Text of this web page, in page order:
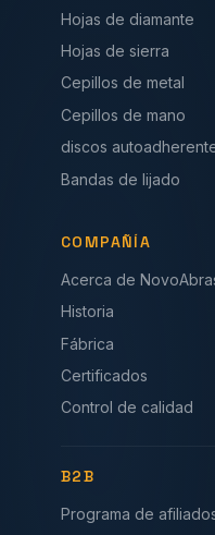
Hojas de diamante
Hojas de sierra
Cepillos de metal
Cepillos de mano
discos
Bandas de lijado
COMPAÑÍA
Acerca de
Historia
Fábrica
Certificados
Control de calidad
B2B
Programa de